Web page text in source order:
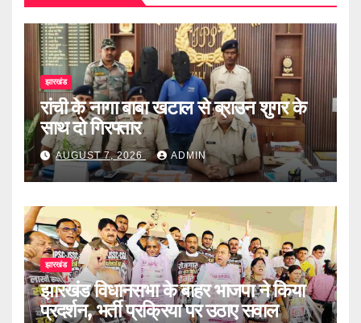
झारखंड
रांची के नागा बाबा खटाल से ब्राउन शुगर के
साथ दो गिरफ्तार
AUGUST 7, 2026 ADMIN
झारखंड
झारखंड विधानसभा के बाहर भाजपा ने किया
प्रदर्शन, भर्ती प्रक्रिया पर उठाए सवाल